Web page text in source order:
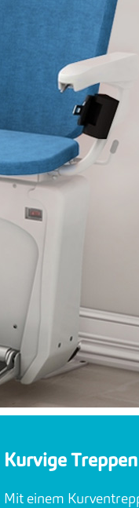
Kurvige Treppen
Mit einem